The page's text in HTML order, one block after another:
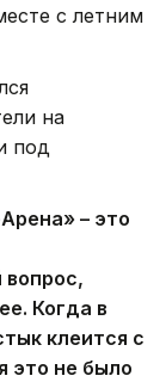
с летним
на
под
– это
вопрос,
Когда в
клеится с
это не было